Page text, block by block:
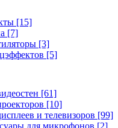
[15]
[7]
[3]
[5]
[61]
[10]
и телевизоров [99]
для микрофонов [2]